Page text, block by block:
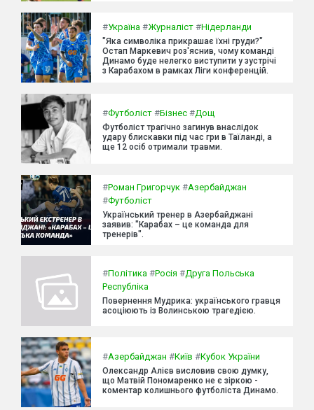
#Україна #Журналіст #Нідерланди
"Яка символіка прикрашає їхні груди?"
Остап Маркевич роз'яснив, чому команді
Динамо буде нелегко виступити у зустрічі
з Карабахом в рамках Ліги конференцій.
#Футболіст #Бізнес #Дощ
Футболіст трагічно загинув внаслідок
удару блискавки під час гри в Таїланді, а
ще 12 осіб отримали травми.
#Роман Григорчук #Азербайджан
#Футболіст
Український тренер в Азербайджані
заявив: "Карабах – це команда для
тренерів".
#Політика #Росія #Друга Польська
Республіка
Повернення Мудрика: українського гравця
асоціюють із Волинською трагедією.
#Азербайджан #Київ #Кубок України
Олександр Алієв висловив свою думку,
що Матвій Пономаренко не є зіркою -
коментар колишнього футболіста Динамо.